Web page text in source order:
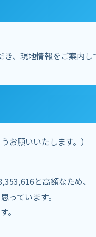
、現地情報をご案内し
お願いいたします。）
と高額なため、
っています。
。